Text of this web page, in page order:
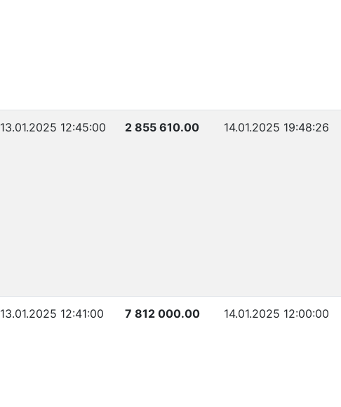
13.01.2025 12:45:00 2 855 610.00 14.01.2025 19:48:26
13.01.2025 12:41:00 7 812 000.00 14.01.2025 12:00:00